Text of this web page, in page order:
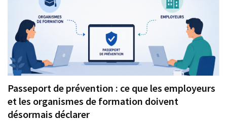
Passeport de prévention : ce que les employeurs
et les organismes de formation doivent
désormais déclarer